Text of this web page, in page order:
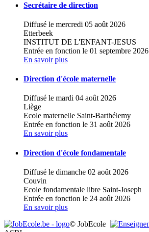
Secrétaire de direction
Diffusé le mercredi 05 août 2026
Etterbeek
INSTITUT DE L'ENFANT-JESUS
Entrée en fonction le 01 septembre 2026
En savoir plus
Direction d'école maternelle
Diffusé le mardi 04 août 2026
Liège
Ecole maternelle Saint-Barthélemy
Entrée en fonction le 31 août 2026
En savoir plus
Direction d'école fondamentale
Diffusé le dimanche 02 août 2026
Couvin
Ecole fondamentale libre Saint-Joseph
Entrée en fonction le 24 août 2026
En savoir plus
© JobEcole